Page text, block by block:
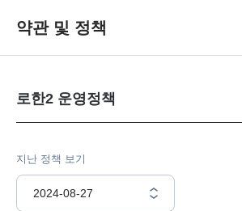
약관 및 정책
로한2 운영정책
지난 정책 보기
2024-08-27